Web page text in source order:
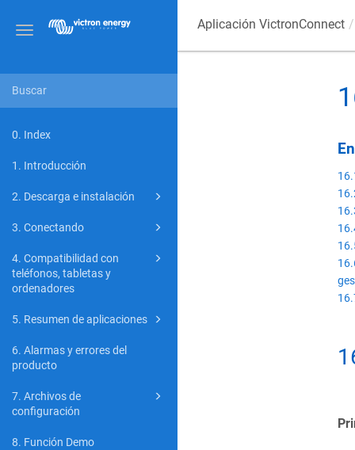
Toggle
0. Index
1. Introducción
2. Descarga e instalación
3. Conectando
4. Compatibilidad con
teléfonos, tabletas y
ordenadores
5. Resumen de aplicaciones
6. Alarmas y errores del
producto
7. Archivos de
configuración
8. Función Demo
Aplicación VictronConnect